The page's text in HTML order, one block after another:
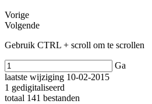
Vorige
Volgende
Gebruik CTRL + scroll om te scrollen
Ga
laatste wijziging 10-02-2015
1 gedigitaliseerd
totaal 141 bestanden